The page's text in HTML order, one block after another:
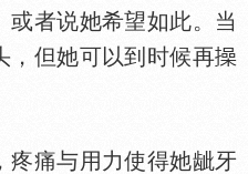
或者说她希望如此。当
，但她可以到时候再
痛与用力使得她龇牙